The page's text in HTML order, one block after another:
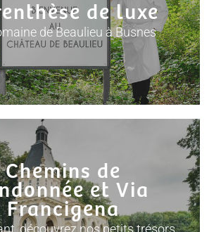
de luxe
de Beaulieu à Busnes
Chemins de
et Via
Francigena
découvrez nos petits trésors...